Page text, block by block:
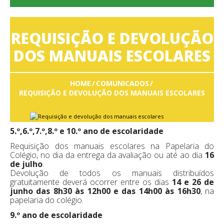
REQUISIÇÃO E DEVOLUÇÃO
DOS MANUAIS ESCOLARES
HOME
COMUNICADOS
REQUISIÇÃO E DEVOLUÇÃO DOS MANUAIS ESCOLARES
5.º,6.º,7.º,8.º e 10.º ano de escolaridade
Requisição dos manuais escolares na Papelaria do
Colégio, no dia da entrega da avaliação ou até ao dia 16
de julho.
Devolução de todos os manuais distribuídos
gratuitamente deverá ocorrer entre os dias 14 e 26 de
junho das 8h30 às 12h00 e das 14h00 às 16h30, na
papelaria do colégio.
9.º ano de escolaridade